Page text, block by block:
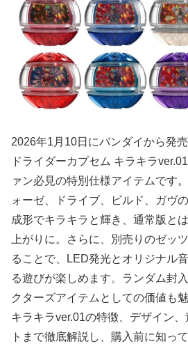
2026年1月10日にバンダイから発
ドライダーカプセム キラキラ
ァン必見の特別仕様アイテムです
ォーゼ、ドライブ、ビルド、ガヴ
成形でキラキラと輝き、通常版と
上がりに。さらに、別売りのゼッ
ることで、LED発光とオリジナル
る遊びが楽しめます。ランダム封
クターズアイテムとしての価値も
キラキラver.01の特徴、デザイン
トまで徹底解説し、購入前に知っ